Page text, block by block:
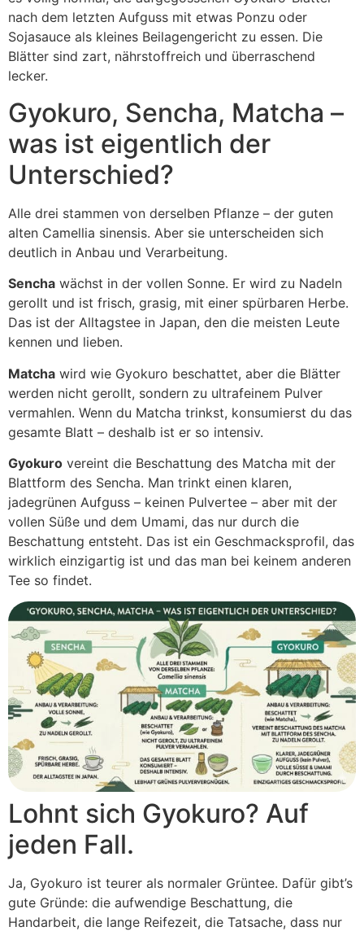
nach dem letzten Aufguss mit etwas Ponzu oder
Sojasauce als kleines Beilagengericht zu essen. Die
Blätter sind zart, nährstoffreich und überraschend
lecker.
Gyokuro, Sencha, Matcha –
was ist eigentlich der
Unterschied?
Alle drei stammen von derselben Pflanze – der guten
alten Camellia sinensis. Aber sie unterscheiden sich
deutlich in Anbau und Verarbeitung.
Sencha wächst in der vollen Sonne. Er wird zu Nadeln
gerollt und ist frisch, grasig, mit einer spürbaren Herbe.
Das ist der Alltagstee in Japan, den die meisten Leute
kennen und lieben.
Matcha wird wie Gyokuro beschattet, aber die Blätter
werden nicht gerollt, sondern zu ultrafeinem Pulver
vermahlen. Wenn du Matcha trinkst, konsumierst du das
gesamte Blatt – deshalb ist er so intensiv.
Gyokuro vereint die Beschattung des Matcha mit der
Blattform des Sencha. Man trinkt einen klaren,
jadegrünen Aufguss – keinen Pulvertee – aber mit der
vollen Süße und dem Umami, das nur durch die
Beschattung entsteht. Das ist ein Geschmacksprofil, das
wirklich einzigartig ist und das man bei keinem anderen
Tee so findet.
Lohnt sich Gyokuro? Auf
jeden Fall.
Ja, Gyokuro ist teurer als normaler Grüntee. Dafür gibt’s
gute Gründe: die aufwendige Beschattung, die
Handarbeit, die lange Reifezeit, die Tatsache, dass nur